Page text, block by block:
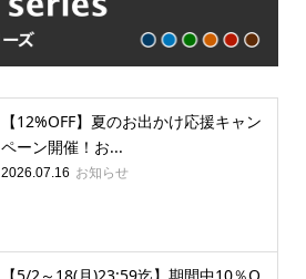
【12%OFF】夏のお出かけ応援キャン
ペーン開催！お...
2026.07.16 お知らせ
【5/2～18(月)23:59迄】期間中10％O